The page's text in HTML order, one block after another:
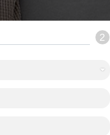
: 2